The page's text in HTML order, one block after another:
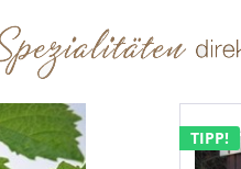
TIPP!